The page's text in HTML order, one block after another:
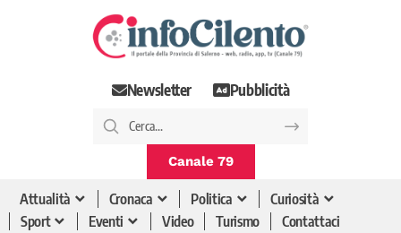
Newsletter Pubblicità
Canale 79
Attualità Cronaca Politica
Curiosità
Sport
Eventi Video Turismo Contattaci